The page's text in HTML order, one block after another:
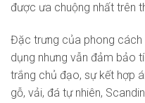
được ưa chuộng nhất trên
Đặc trưng của phong cách
dụng nhưng vẫn đảm bảo
trắng chủ đạo, sự kết hợp
gỗ, vải, đá tự nhiên,